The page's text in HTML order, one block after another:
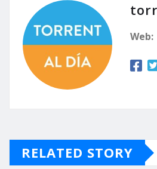
Web:
RELATED STORY